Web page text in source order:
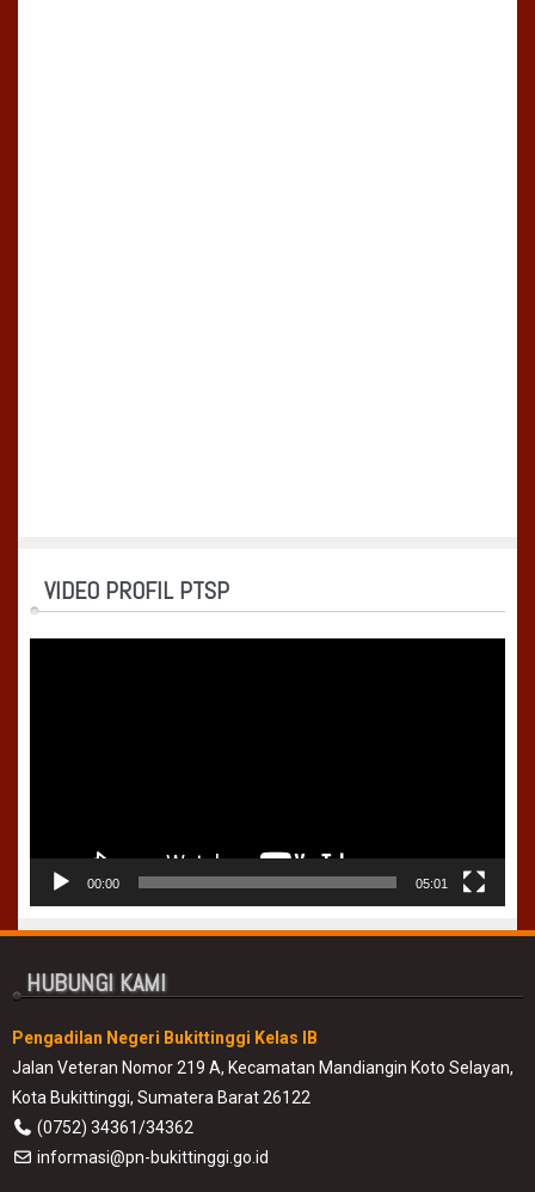
VIDEO PROFIL PTSP
00:00 05:01
HUBUNGI KAMI
Pengadilan Negeri Bukittinggi Kelas IB
Jalan Veteran Nomor 219 A, Kecamatan Mandiangin Koto Selayan,
Kota Bukittinggi, Sumatera Barat 26122
(0752) 34361/34362
informasi@pn-bukittinggi.go.id